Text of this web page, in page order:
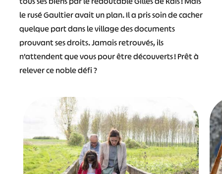
le rusé Gaultier avait un plan. Il a pris soin de cacher
quelque part dans le village des documents
prouvant ses droits. Jamais retrouvés, ils
n’attendent que vous pour être découverts ! Prêt à
relever ce noble défi ?